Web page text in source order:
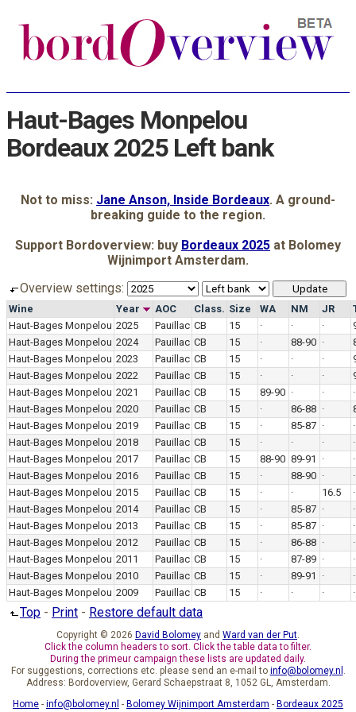
Haut-Bages Monpelou
Bordeaux 2025 Left bank
Not to miss: Jane Anson, Inside Bordeaux. A ground-
breaking guide to the region.
Support Bordoverview: buy Bordeaux 2025 at Bolomey
Wijnimport Amsterdam.
Overview settings:
Wine Year AOC Class. Size WA NM JR
Haut-Bages Monpelou 2025 Pauillac CB 15 · · ·
Haut-Bages Monpelou 2024 Pauillac CB 15 · 88-90 ·
Haut-Bages Monpelou 2023 Pauillac CB 15 · · ·
Haut-Bages Monpelou 2022 Pauillac CB 15 · · ·
Haut-Bages Monpelou 2021 Pauillac CB 15 89-90 · ·
·
Haut-Bages Monpelou 2020 Pauillac CB 15 · 86-88 ·
Haut-Bages Monpelou 2019 Pauillac CB 15 · 85-87 ·
·
Haut-Bages Monpelou 2018 Pauillac CB 15 · · ·
·
Haut-Bages Monpelou 2017 Pauillac CB 15 88-90 89-91 ·
·
Haut-Bages Monpelou 2016 Pauillac CB 15 · 88-90 ·
·
Haut-Bages Monpelou 2015 Pauillac CB 15 · · 16.5
·
Haut-Bages Monpelou 2014 Pauillac CB 15 · 85-87 ·
·
Haut-Bages Monpelou 2013 Pauillac CB 15 · 85-87 ·
·
Haut-Bages Monpelou 2012 Pauillac CB 15 · 86-88 ·
·
Haut-Bages Monpelou 2011 Pauillac CB 15 · 87-89 ·
·
Haut-Bages Monpelou 2010 Pauillac CB 15 · 89-91 ·
·
Haut-Bages Monpelou 2009 Pauillac CB 15 · · · ·
Top - Print - Restore default data
Copyright © 2026 David Bolomey and Ward van der Put.
Click the column headers to sort. Click the table data to filter.
During the primeur campaign these lists are updated daily.
For suggestions, corrections etc. please send an e-mail to info@bolomey.nl .
Address: Bordoverview, Gerard Schaepstraat 8, 1052 GL, Amsterdam.
Home - info@bolomey.nl - Bolomey Wijnimport Amsterdam - Bordeaux 2025